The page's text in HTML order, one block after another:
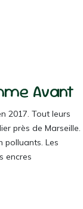
Avant
2017. Tout leurs
près de Marseille.
polluants. Les
encres